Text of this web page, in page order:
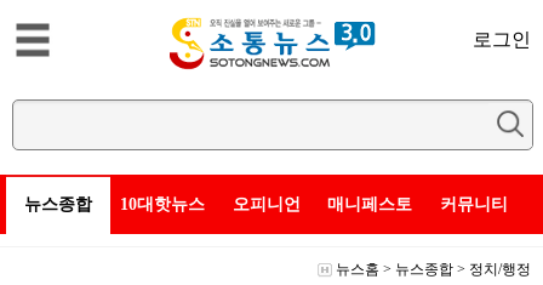
로그인
뉴스종합 10대핫뉴스 오피니언 매니페스토 커뮤니티
뉴스홈 > 뉴스종합 > 정치/행정